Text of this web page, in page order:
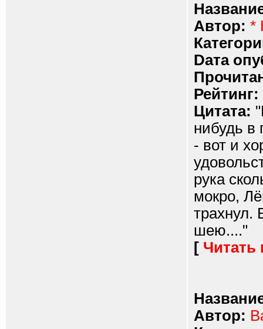
Автор: *
Dата
Рейтинг:
Цитата:
нибудь в
- вот и
рука
мокро,
трахнул.
шею...."
[ Читать
Автор: